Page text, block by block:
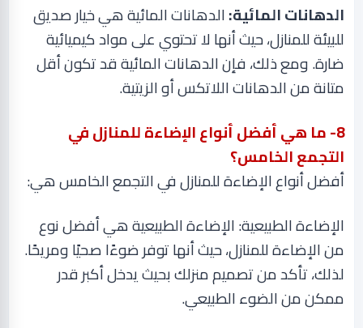
الدهانات المائية:الدهانات المائية هي خيار صديق
للبيئة للمنازل، حيث أنها لا تحتوي على مواد كيميائية
ضارة. ومع ذلك، فإن الدهانات المائية قد تكون أقل
متانة من الدهانات اللاتكس أو الزيتية.
8- ما هي أفضل أنواع الإضاءة للمنازل في
التجمع الخامس؟
أفضل أنواع الإضاءة للمنازل في التجمع الخامس هي:
الإضاءة الطبيعية: الإضاءة الطبيعية هي أفضل نوع
من الإضاءة للمنازل، حيث أنها توفر ضوءًا صحيًا ومريحًا.
لذلك، تأكد من تصميم منزلك بحيث يدخل أكبر قدر
ممكن من الضوء الطبيعي.